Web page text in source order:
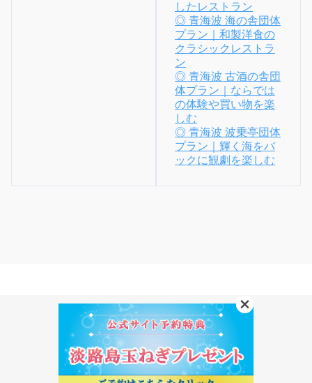
したレストラン
◎ 青海波 海の舎団体
プラン｜和製洋食の
クラシックレストラ
ン
◎ 青海波 古酒の舎団
体プラン｜ならでは
の体験や買い物を楽
しむ
◎ 青海波 波乗亭団体
プラン｜輝く海をバ
ックに観劇を楽しむ
青海波 青の舎
〒656-1723 兵庫県淡路市野島大川70
TEL 0799-70-9109